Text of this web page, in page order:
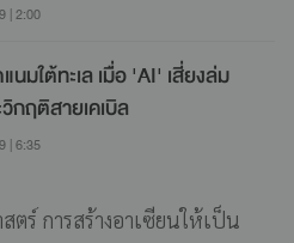
| 2:00
นมใต้ทะเล เมื่อ 'AI' เสี่ยงล่ม
กฤติสายเคเบิล
| 6:35
ตร์ การสร้างอาเซียนให้เป็น